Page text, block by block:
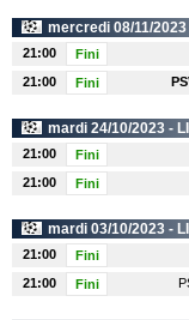
mercredi 08/11/2023
21:00 Fini
21:00
Fini
mardi 24/10/2023 -
21:00 Fini
21:00
Fini
mardi 03/10/2023 -
21:00 Fini
21:00
Fini